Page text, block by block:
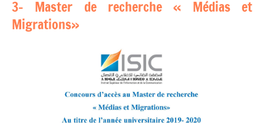
3- Master de recherche « Médias et
Migrations»